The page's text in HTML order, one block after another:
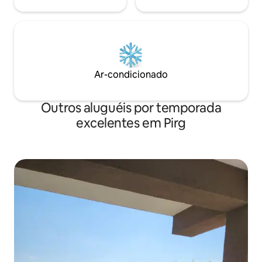
Ar-condicionado
Outros aluguéis por temporada
excelentes em Pirg